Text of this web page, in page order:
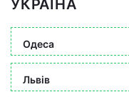
УКРАЇНА
Одеса
Львів